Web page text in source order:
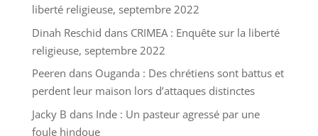
liberté religieuse, septembre 2022
Dinah Reschid dans CRIMEA : Enquête sur la liberté
religieuse, septembre 2022
Peeren dans Ouganda : Des chrétiens sont battus et
perdent leur maison lors d’attaques distinctes
Jacky B dans Inde : Un pasteur agressé par une
foule hindoue